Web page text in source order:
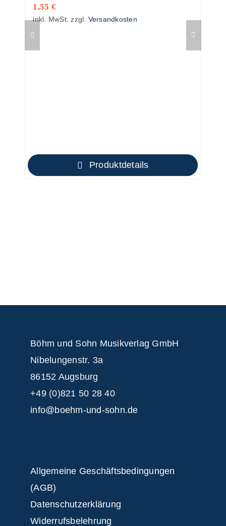
1,55 €
inkl. MwSt. zzgl. Versandkosten
Produktdetails
Böhm und Sohn Musikverlag GmbH
Nibelungenstr. 3a
86152 Augsburg
+49 (0)821 50 28 40
info@boehm-und-sohn.de
Allgemeine Geschäftsbedingungen
(AGB)
Datenschutzerklärung
Widerrufsbelehrung